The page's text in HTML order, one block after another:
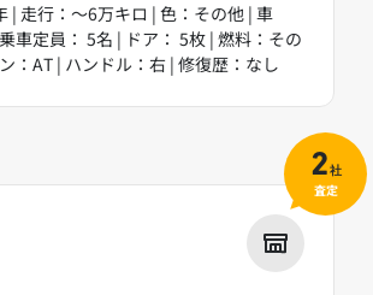
| 走行：～6万キロ | 色：その他 | 車
車定員： 5名 | ドア： 5枚 | 燃料：その
：AT | ハンドル：右 | 修復歴：なし
2社
査定